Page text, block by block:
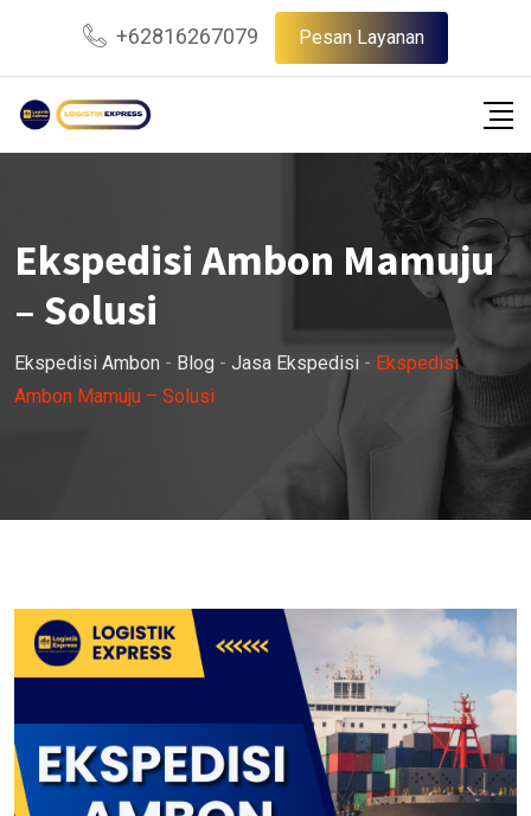
content
+62816267079 Pesan Layanan
Ekspedisi Ambon Mamuju
– Solusi
Ekspedisi Ambon - Blog - Jasa Ekspedisi - Ekspedisi
Ambon Mamuju – Solusi